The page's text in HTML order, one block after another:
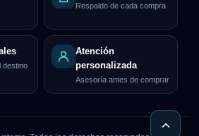
Respaldo de cada compra
destino
Atención
personalizada
Asesoría antes de comprar